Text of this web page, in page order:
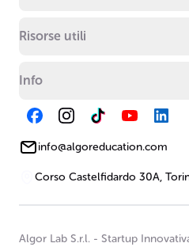
Risorse utili
Info
info@algoreducation.com
Corso Castelfidardo 30A,
Algor Lab S.r.l. - Startup